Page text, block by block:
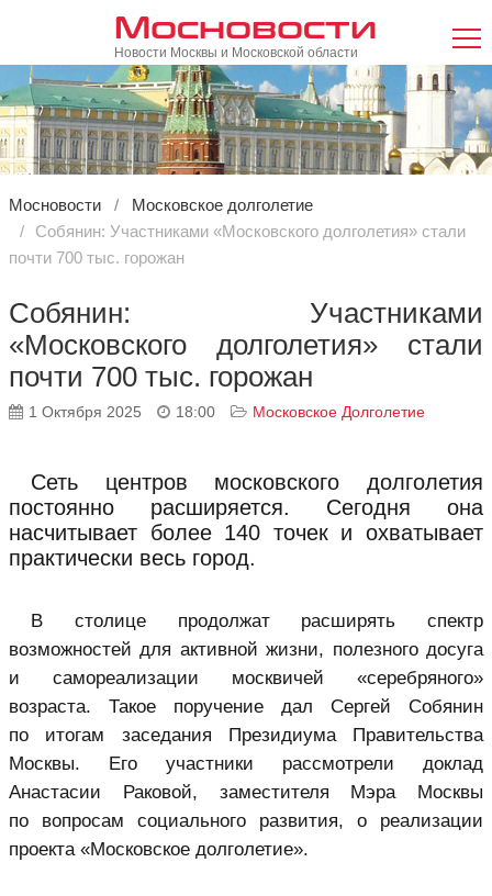
Мосновости
Новости Москвы и Московской области
Мосновости
Московское долголетие
Собянин: Участниками «Московского долголетия» стали
почти 700 тыс. горожан
Собянин: Участниками
«Московского долголетия» стали
почти 700 тыс. горожан
1 Октября 2025 18:00 Московское Долголетие
Сеть центров московского долголетия
постоянно расширяется. Сегодня она
насчитывает более 140 точек и охватывает
практически весь город.
В столице продолжат расширять спектр
возможностей для активной жизни, полезного досуга
и самореализации москвичей «серебряного»
возраста. Такое поручение дал Сергей Собянин
по итогам заседания Президиума Правительства
Москвы. Его участники рассмотрели доклад
Анастасии Раковой, заместителя Мэра Москвы
по вопросам социального развития, о реализации
проекта «Московское долголетие».